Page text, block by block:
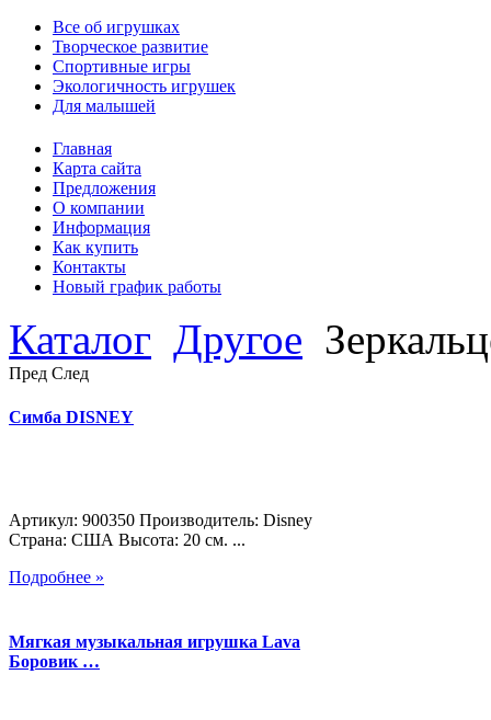
Все об игрушках
Творческое развитие
Спортивные игры
Экологичность игрушек
Для малышей
Главная
Карта сайта
Предложения
О компании
Информация
Как купить
Контакты
Новый график работы
Каталог Другое
Пред След
Симба DISNEY
Артикул: 900350 Производитель: Disney
Страна: США Высота: 20 см. ...
Подробнее »
Мягкая музыкальная игрушка Lava
Боровик …